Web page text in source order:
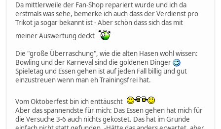
Da mittlerweile der Fan-Shop repariert wurde und ich da
erstmals was sehe, bemerke ich auch dass der Verdienst pro
Trikot ja sogar bekannt ist - Aber schön dass sich das mit
meiner Auswertung deckt
Die "große Überraschung", wie die alten Hasen wohl wissen:
Bowling und der Karneval sind die goldenen Dinger
Spieletag und Essen gehen ist auf jeden Fall billig und gut
einzustreuen wenn man eh Trainingsfrei hat.
Vom Oktoberfest bin ich enttäuscht
Aber das spannendste für mich: Das Essen gehen hat mich für
die Versuche 3-6 auch nichts gekostet. Das hat im Grunde